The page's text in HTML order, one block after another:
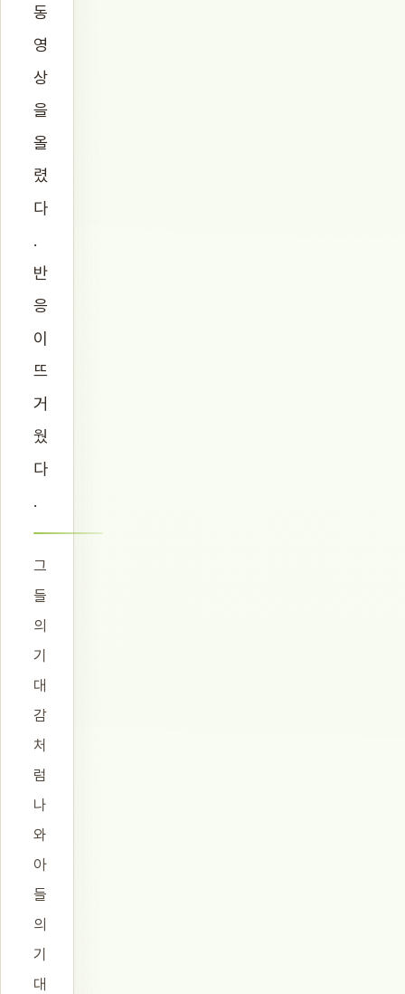
동
영
상
을
올
렸
다
.
반
응
이
뜨
거
웠
다
.
그
들
의
기
대
감
처
럼
나
와
아
들
의
기
대